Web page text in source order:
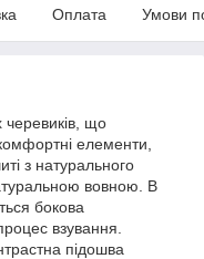
Оплата Умови
що
елементи,
з натурального
вовною. В
бокова
взування.
підошва